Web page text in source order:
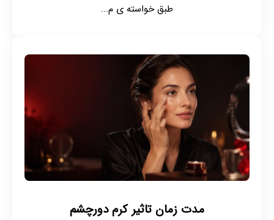
طبق خواسته ی م...
مدت زمان تاثیر کرم دورچشم